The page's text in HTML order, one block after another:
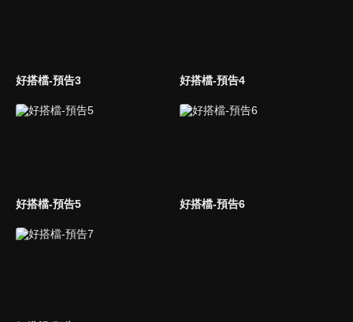
好搭檔-預告3 好搭檔-預告4
好搭檔-預告5 好搭檔-預告6